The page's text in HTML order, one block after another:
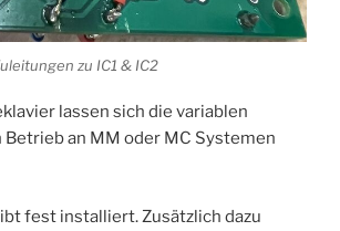
zu IC1 & IC2
lassen sich die variablen
Betrieb an MM oder MC Systemen
fest installiert. Zusätzlich dazu